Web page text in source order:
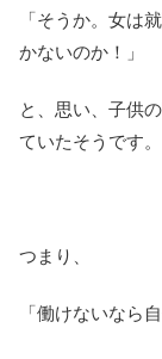
「そうか。女は
かないのか！」
と、思い、子供
ていたそうです。
つまり、
「働けないなら